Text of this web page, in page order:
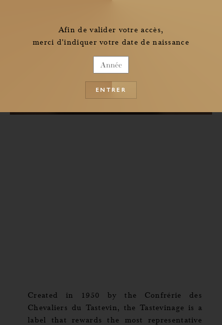
Created in 1950 by the Confrérie des
Chevaliers du Tastevin, the Tastevinage is a
label that rewards the most representative
Afin de valider votre accès,
merci d'indiquer votre date de naissance
ENTRER